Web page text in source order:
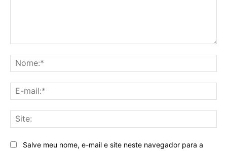
Salve meu nome, e-mail e site neste navegador para a